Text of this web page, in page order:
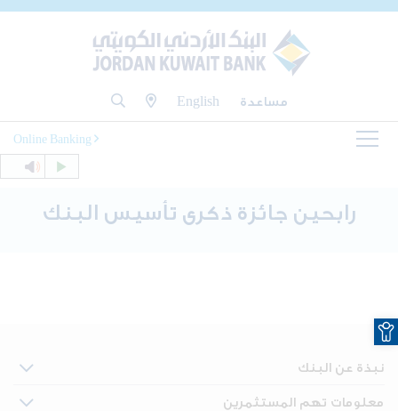
مساعدة English
Online Banking
رابحين جائزة ذكرى تأسيس البنك
نبذة عن البنك
معلومات تهم المستثمرين